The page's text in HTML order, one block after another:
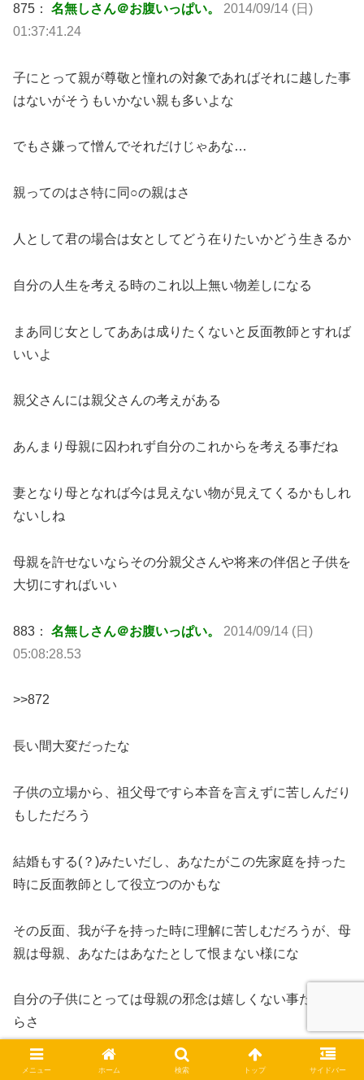
875： 名無しさん＠お腹いっぱい。 2014/09/14 (日)
01:37:41.24
子にとって親が尊敬と憧れの対象であればそれに越した事
はないがそうもいかない親も多いよな
でもさ嫌って憎んでそれだけじゃあな…
親ってのはさ特に同○の親はさ
人として君の場合は女としてどう在りたいかどう生きるか
自分の人生を考える時のこれ以上無い物差しになる
まあ同じ女としてああは成りたくないと反面教師とすれば
いいよ
親父さんには親父さんの考えがある
あんまり母親に囚われず自分のこれからを考える事だね
妻となり母となれば今は見えない物が見えてくるかもしれ
ないしね
母親を許せないならその分親父さんや将来の伴侶と子供を
大切にすればいい
883： 名無しさん＠お腹いっぱい。 2014/09/14 (日)
05:08:28.53
>>872
長い間大変だったな
子供の立場から、祖父母ですら本音を言えずに苦しんだり
もしただろう
結婚もする(？)みたいだし、あなたがこの先家庭を持った
時に反面教師として役立つのかもな
その反面、我が子を持った時に理解に苦しむだろうが、母
親は母親、あなたはあなたとして恨まない様にな
自分の子供にとっては母親の邪念は嬉しくない事だろうか
らさ
まぁなんだ･･･お幸せにｗ
メニュー ホーム 検索 トップ サイドバー